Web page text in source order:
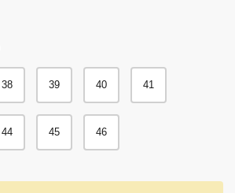
38 39 40 41
44 45 46